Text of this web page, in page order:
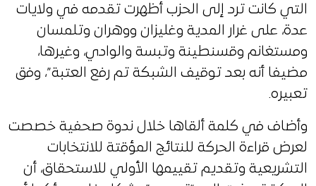
التي كانت ترد إلى الحزب أظهرت تقدمه في ولايات
عدة، على غرار المدية وغليزان ووهران وتلمسان
ومستغانم وقسنطينة وتبسة والوادي، وغيرها،
مضيفا أنه بعد توقيف الشبكة تم رفع العتبة”، وفق
تعبيره.
وأضاف في كلمة ألقاها خلال ندوة صحفية خصصت
لعرض قراءة الحركة للنتائج المؤقتة للانتخابات
التشريعية وتقديم تقييمها الأولي للاستحقاق، أن